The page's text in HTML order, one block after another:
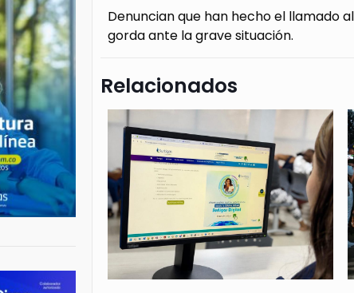
Denuncian que han hecho el llamado
gorda ante la grave situación.
Relacionados